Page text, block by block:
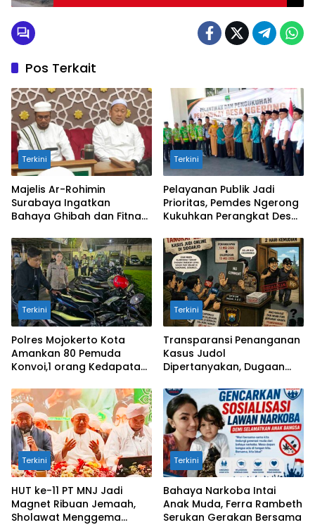
Pos Terkait
Terkini
Majelis Ar-Rohimin
Surabaya Ingatkan
Bahaya Ghibah dan Fitnah
Terkini
Pelayanan Publik Jadi
Prioritas, Pemdes Ngerong
Kukuhkan Perangkat Desa
Terkini
Polres Mojokerto Kota
Amankan 80 Pemuda
Konvoi,1 orang Kedapatan
Terkini
Transparansi Penanganan
Kasus Judol
Dipertanyakan, Dugaan
Mencuat
Terkini
HUT ke-11 PT MNJ Jadi
Magnet Ribuan Jemaah,
Sholawat Menggema
Terkini
Bahaya Narkoba Intai
Anak Muda, Ferra Rambeth
Serukan Gerakan Bersama